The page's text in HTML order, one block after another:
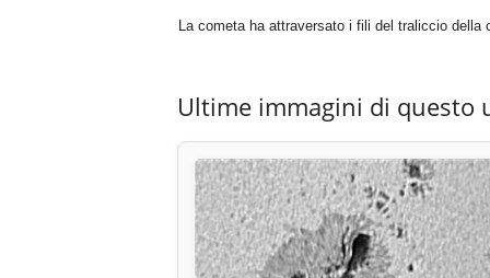
La cometa ha attraversato i fili del traliccio della
Ultime immagini di questo